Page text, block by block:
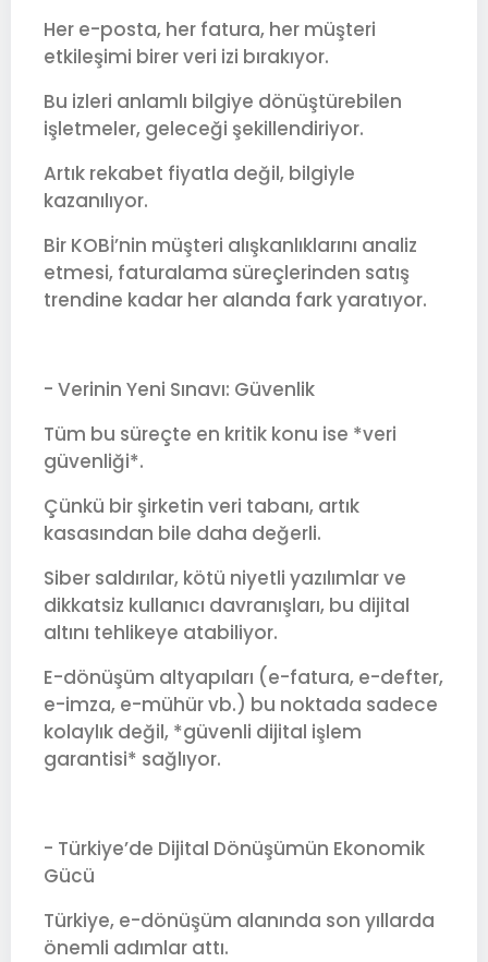
Her e-posta, her fatura, her müşteri
etkileşimi birer veri izi bırakıyor.
Bu izleri anlamlı bilgiye dönüştürebilen
işletmeler, geleceği şekillendiriyor.
Artık rekabet fiyatla değil, bilgiyle
kazanılıyor.
Bir KOBİ’nin müşteri alışkanlıklarını analiz
etmesi, faturalama süreçlerinden satış
trendine kadar her alanda fark yaratıyor.
- Verinin Yeni Sınavı: Güvenlik
Tüm bu süreçte en kritik konu ise *veri
güvenliği*.
Çünkü bir şirketin veri tabanı, artık
kasasından bile daha değerli.
Siber saldırılar, kötü niyetli yazılımlar ve
dikkatsiz kullanıcı davranışları, bu dijital
altını tehlikeye atabiliyor.
E-dönüşüm altyapıları (e-fatura, e-defter,
e-imza, e-mühür vb.) bu noktada sadece
kolaylık değil, *güvenli dijital işlem
garantisi* sağlıyor.
- Türkiye’de Dijital Dönüşümün Ekonomik
Gücü
Türkiye, e-dönüşüm alanında son yıllarda
önemli adımlar attı.